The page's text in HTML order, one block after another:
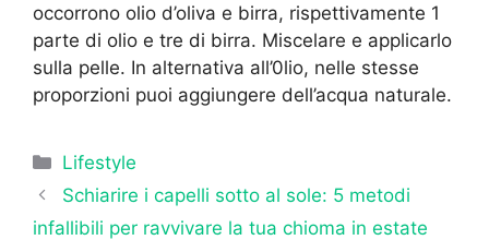
occorrono olio d’oliva e birra, rispettivamente 1
parte di olio e tre di birra. Miscelare e applicarlo
sulla pelle. In alternativa all’0lio, nelle stesse
proporzioni puoi aggiungere dell’acqua naturale.
Categorie
Lifestyle
Schiarire i capelli sotto al sole: 5 metodi
infallibili per ravvivare la tua chioma in estate